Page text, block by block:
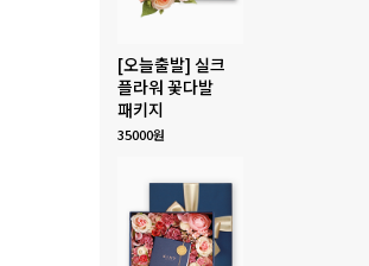
[오늘출발] 실크
플라워 꽃다발
패키지
35000원